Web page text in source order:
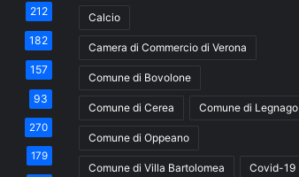
212
182
157
93
270
179
Calcio
Camera di Commercio di Verona
Comune di Bovolone
Comune di Cerea Comune di Legnago
Comune di Oppeano
Comune di Villa Bartolomea Covid-19